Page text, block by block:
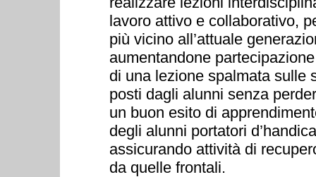
lavoro attivo e collaborativo,
più vicino all’attuale
aumentandone
di una lezione spalmata sulle
posti dagli alunni senza
un buon esito di
degli alunni portatori
assicurando attività di
da quelle frontali.